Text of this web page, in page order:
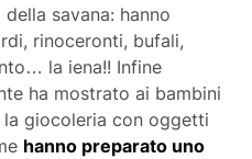
savana: hanno
rinoceronti, bufali,
la iena!! Infine
ha mostrato ai bambini
giocoleria con oggetti
hanno preparato uno